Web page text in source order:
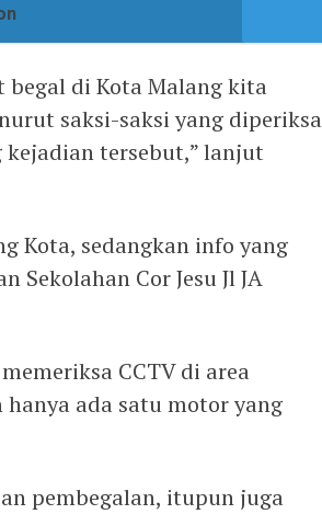
di Kota Malang kita
saksi-saksi yang diperiksa
tersebut,” lanjut
Kota, sedangkan info yang
Cor Jesu Jl JA
CCTV di area
ada satu motor yang
pembegalan, itupun juga